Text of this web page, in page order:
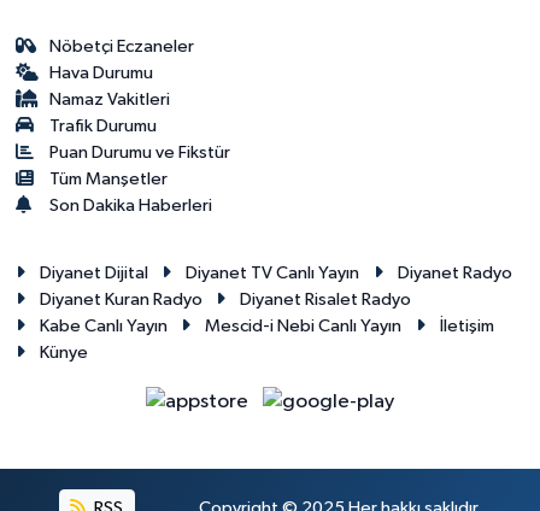
Nöbetçi Eczaneler
Hava Durumu
Namaz Vakitleri
Trafik Durumu
Puan Durumu ve Fikstür
Tüm Manşetler
Son Dakika Haberleri
Diyanet Dijital Diyanet TV Canlı Yayın
Diyanet Radyo
Diyanet Kuran Radyo
Diyanet Risalet Radyo
Kabe Canlı Yayın
Mescid-i Nebi Canlı Yayın
İletişim
Künye
Hakkari Müftülüğü
Hatay Müftülüğü
Iğdır Müftülüğü
İstanbul Müftülüğü
İzmir Müftülüğü